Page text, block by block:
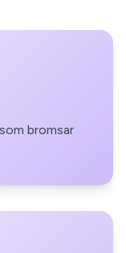
bromsar